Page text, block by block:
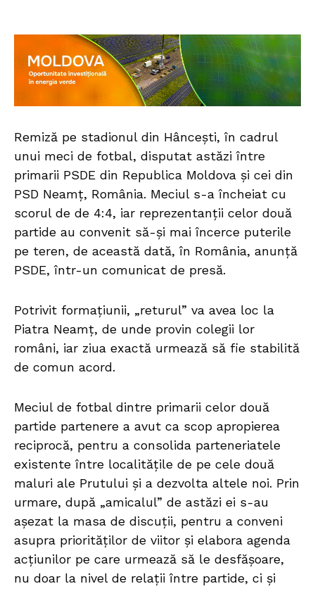
Remiză pe stadionul din Hâncești, în cadrul
unui meci de fotbal, disputat astăzi între
primarii PSDE din Republica Moldova și cei din
PSD Neamț, România. Meciul s-a încheiat cu
scorul de de 4:4, iar reprezentanții celor două
partide au convenit să-și mai încerce puterile
pe teren, de această dată, în România, anunță
PSDE, într-un comunicat de presă.
Potrivit formațiunii, „returul” va avea loc la
Piatra Neamț, de unde provin colegii lor
români, iar ziua exactă urmează să fie stabilită
de comun acord.
Meciul de fotbal dintre primarii celor două
partide partenere a avut ca scop apropierea
reciprocă, pentru a consolida parteneriatele
existente între localitățile de pe cele două
maluri ale Prutului și a dezvolta altele noi. Prin
urmare, după „amicalul” de astăzi ei s-au
așezat la masa de discuții, pentru a conveni
asupra priorităților de viitor și elabora agenda
acțiunilor pe care urmează să le desfășoare,
nu doar la nivel de relații între partide, ci și